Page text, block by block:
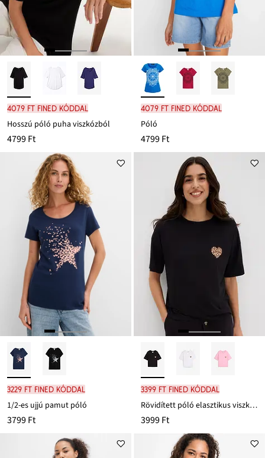
4079 Ft FINED kóddal
Hosszú póló puha viszkózból
4799 Ft
4079 Ft FINED kóddal
Póló
4799 Ft
3229 Ft FINED kóddal
1/2-es ujjú pamut póló
3799 Ft
3399 Ft FINED kóddal
Rövidített póló elasztikus viszkóz-keverékből
3999 Ft